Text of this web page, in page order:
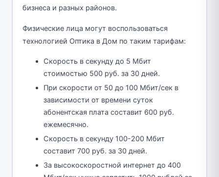
бизнеса и разных районов.
Физические лица могут воспользоваться
технологией Оптика в Дом по таким тарифам:
Скорость в секунду до 5 Мбит
стоимостью 500 руб. за 30 дней.
При скорости от 50 до 100 Мбит/сек в
зависимости от времени суток
абонентская плата составит 600 руб.
ежемесячно.
Скорость в секунду 100-200 Мбит
составит 700 руб. за 30 дней.
За высокоскоростной интернет до 400